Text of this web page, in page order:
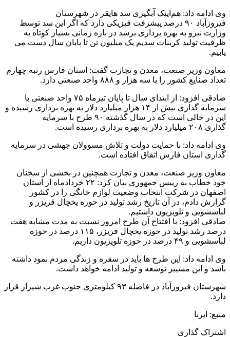
وی ادامه داد: هم‌اینک آبگیری سد هایقر در شهرستان
فیروزآباد ۹۰ درصد پیشرفت فیزیکی دارد که اگر این سد توسط
وزارت نیرو به بهره برداری برسد در بازه زمانی بسیار کوتاه به
ظرفیت تولید کربنات سدیم یک میلیون تن تا پایان سال دست می
یابیم.
معاون وزیر صنعت، معدن و تجارت گفت: استان فارس رتبه چهارم
تعداد صنایع کشور را با سه هزار و ۸۸۸ واحد صنعتی دارد
.
صادقی افزود: از ابتدای سال تا پایان تیرماه ۷۵ واحد صنعتی با
سرمایه گذاری بیش از ۱۴ هزار میلیارد دلار به بهره برداری رسیده و
این در حالی است که در سال گذشته ۹۰ طرح با سرمایه
گذاری ۲۰۸ میلیارد دلار به بهره برداری رسیده است
.
وی ادامه داد: با حمایت دولت و تلاش مسوولان جهشی در سرمایه
گذاری استان فارس اتفاق افتاده است.
معاون وزیر صنعت، معدن و تجارت همچنین در بخشی از سخنان
خود خطاب به رییس جمهوری بیان کرد: ۲۲ خردادماه از استان
اصفهان در شرکت انتخاب وضعیت لوازم خانگی را در کشور
گزارش دادم، در آن تاریخ رشد تولید در حوزه یخچال فریزر و
لباسشویی و تلویزیون داشتیم.
صادقی افزود: با افتتاح آن طرح امروز نسبت به مدت مشابه هفت
درصد رشد تولید در حوزه یخچال فریزر، ۱۱۵ درصد در حوزه
لباسشویی و ۴۹ درصد در حوزه تلویزیون داریم
.
وی ادامه داد: این طرح ها باید در سفره و زندگی مردم نمود داشته
باشد و این مسییر توسعه و تولید ادامه خواهد داشت.
شهرستان فیروزآباد در فاصله ۹۳ کیلومتری جنوب غرب شیراز قرار
دارد.
منبع: ایرنا
اشتراک گذاری